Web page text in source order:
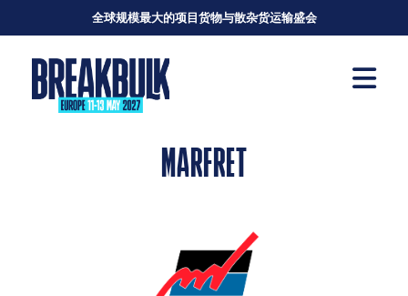
全球规模最大的项目货物与散杂货运输盛会
MARFRET